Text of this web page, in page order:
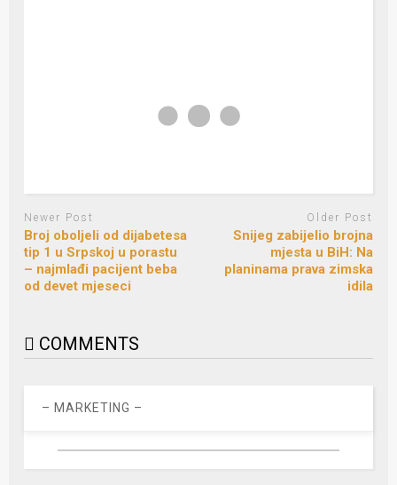
Newer Post
Broj oboljeli od dijabetesa
tip 1 u Srpskoj u porastu
– najmlađi pacijent beba
od devet mjeseci
Older Post
Snijeg zabijelio brojna
mjesta u BiH: Na
planinama prava zimska
idila
COMMENTS
– MARKETING –